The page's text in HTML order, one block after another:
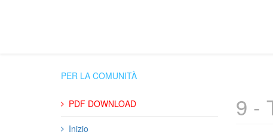
PER LA COMUNITÀ
PDF DOWNLOAD
Inizio
9 -